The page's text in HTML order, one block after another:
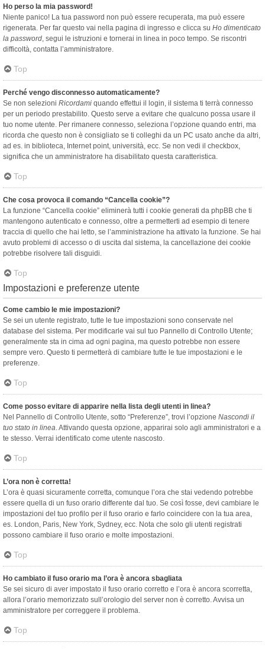
Ho perso la mia password!
Niente panico! La tua password non può essere recuperata, ma può essere
rigenerata. Per far questo vai nella pagina di ingresso e clicca su Ho dimenticato
la password, segui le istruzioni e tornerai in linea in poco tempo. Se riscontri
difficoltà, contatta l’amministratore.
Top
Perché vengo disconnesso automaticamente?
Se non selezioni Ricordami quando effettui il login, il sistema ti terrà connesso
per un periodo prestabilito. Questo serve a evitare che qualcuno possa usare il
tuo nome utente. Per rimanere connesso, seleziona l’opzione quando entri, ma
ricorda che questo non è consigliato se ti colleghi da un PC usato anche da altri,
ad es. in biblioteca, Internet point, università, ecc. Se non vedi il checkbox,
significa che un amministratore ha disabilitato questa caratteristica.
Top
Che cosa provoca il comando “Cancella cookie”?
La funzione “Cancella cookie” eliminerà tutti i cookie generati da phpBB che ti
mantengono autenticato e connesso, oltre a permetterti ad esempio di tenere
traccia di quello che hai letto, se l’amministrazione ha attivato la funzione. Se hai
avuto problemi di accesso o di uscita dal sistema, la cancellazione dei cookie
potrebbe risolvere tali disguidi.
Top
Impostazioni e preferenze utente
Come cambio le mie impostazioni?
Se sei un utente registrato, tutte le tue impostazioni sono conservate nel
database del sistema. Per modificarle vai sul tuo Pannello di Controllo Utente;
generalmente sta in cima ad ogni pagina, ma questo potrebbe non essere
sempre vero. Questo ti permetterà di cambiare tutte le tue impostazioni e le
preferenze.
Top
Come posso evitare di apparire nella lista degli utenti in linea?
Nel Pannello di Controllo Utente, sotto “Preferenze”, trovi l’opzione Nascondi il
tuo stato in linea. Attivando questa opzione, apparirai solo agli amministratori e a
te stesso. Verrai identificato come utente nascosto.
Top
L’ora non è corretta!
L’ora è quasi sicuramente corretta, comunque l’ora che stai vedendo potrebbe
essere quella di un fuso orario differente dal tuo. Se così fosse, devi cambiare le
impostazioni del tuo profilo per il fuso orario e farlo coincidere con la tua area,
es. London, Paris, New York, Sydney, ecc. Nota che solo gli utenti registrati
possono cambiare il fuso orario e molte impostazioni.
Top
Ho cambiato il fuso orario ma l’ora è ancora sbagliata
Se sei sicuro di aver impostato il fuso orario corretto e l’ora è ancora scorretta,
allora l’orario memorizzato sull’orologio del server non è corretto. Avvisa un
amministratore per correggere il problema.
Top